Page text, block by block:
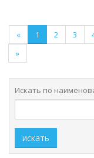
« 1 2 3
»
Искать по
искать